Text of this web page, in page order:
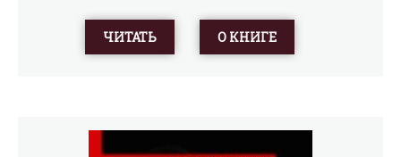
ЧИТАТЬ О КНИГЕ